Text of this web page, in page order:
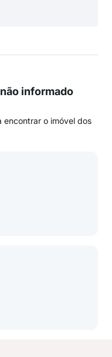
informado
encontrar o imóvel dos